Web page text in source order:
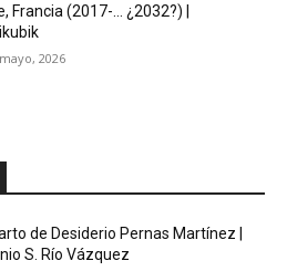
Francia (2017-… ¿2032?) |
2026
de Desiderio Pernas Martínez |
S. Río Vázquez